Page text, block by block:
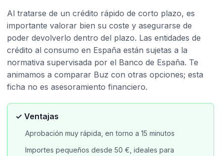
Al tratarse de un crédito rápido de corto plazo, es
importante valorar bien su coste y asegurarse de
poder devolverlo dentro del plazo. Las entidades de
crédito al consumo en España están sujetas a la
normativa supervisada por el Banco de España. Te
animamos a comparar Buz con otras opciones; esta
ficha no es asesoramiento financiero.
✓ Ventajas
Aprobación muy rápida, en torno a 15 minutos
Importes pequeños desde 50 €, ideales para